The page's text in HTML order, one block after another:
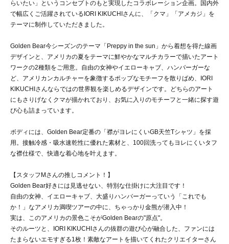
らいたい」というコンセプトのもと実現したコラボレーション企画。国内外
で幅広くご活躍されているIORI KIKUCHIさんに、「クマ」「アメカジ」を
テーマに制作していただきました。
Golden Bear今シーズンのテーマ「Preppy in the sun」から着想を得た線画
デザインと、アメリカの夏をテーマに鮮やかなマルチカラーで描いたアート
ワークの2種類をご用意。自由の女神やイエローキャブ、ハンバーガーな
ど、アメリカンカルチャーを象徴するポップなモチーフを散りばめ、IORI
KIKUCHIさんならではの世界観を楽しめるデザインです。どちらのアート
にもさりげなくクマが描かれており、お気に入りのモチーフと一緒に探す遊
び心も詰まっています。
ボディには、Golden Bear定番の「襟がヨレにくいGB天竺Tシャツ」を採
用。接触冷感・吸水速乾性に優れた素材と、100回洗ってもヨレにくいタフ
な襟仕様で、快適な着心地を叶えます。
【スタッフMさんの推しコメント！】
Golden Bear好きには見逃せない、特別な仕掛けに大注目です！
自由の女神、イエローキャブ、大盛りハンバーガーっていう「これでも
か！」なアメリカ満喫ツアーの中に、ちゃっかり金熊が潜入中！
実は、このアメリカの景色こそがGolden Bearの"原点"。
そのルーツと、IORI KIKUCHIさんの抜群の遊び心が融合した、ファンには
たまらないエモすぎる1枚！素敵なアートを描いてくれたクリエイターさん